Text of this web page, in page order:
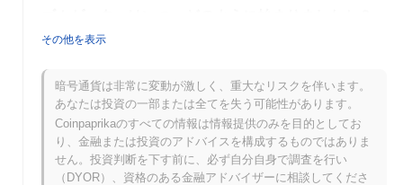
ゴムゲーターは2022年に立ち上げられ、ゲームと分散型金融
チームによって作られました。このプロジェクトは、ユニークな
プレイ・トゥ・アーンモデルを通じて注目を集め、献身的なゲー
マーと投資家のコミュニティを惹きつけました。最初は複数の分
散型取引所に上場され、ゴムゲーターはコミュニティ主導のイベ
ントやパートナーシップによってその可視性を高める重要な初期
開発を経験しました。
その他を表示
暗号通貨は非常に変動が激しく、重大なリスクを伴います。
あなたは投資の一部または全てを失う可能性があります。
Coinpaprikaのすべての情報は情報提供のみを目的としてお
り、金融または投資のアドバイスを構成するものではありま
せん。投資判断を下す前に、必ず自分自身で調査を行い
（DYOR）、資格のある金融アドバイザーに相談してくださ